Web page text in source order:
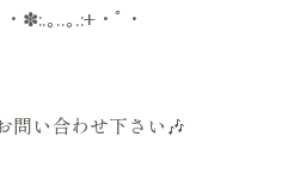
✽:.｡..｡.:+・ﾟ・
い合わせ下さい🎶